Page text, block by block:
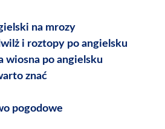
na mrozy
i roztopy po angielsku
wiosna po angielsku
znać
pogodowe